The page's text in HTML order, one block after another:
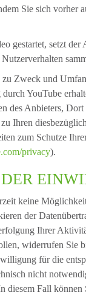
Sie sich vorher
gestartet, setzt der
Zweck und
YouTube
des Anbieters, Dort
Ihren
zum Schutze
privacy).
keine
der
Ihrer
widerrufen Sie
für die
nicht
diesem Fall können